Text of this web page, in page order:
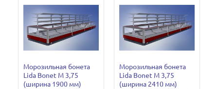
Морозильная бонета
Lida Bonet М 3,75
(ширина 1900 мм)
Морозильная бонета
Lida Bonet М 3,75
(ширина 2410 мм)